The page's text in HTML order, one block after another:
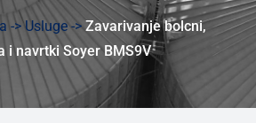
->Usluge -> Zavarivanje bolcni,
i navrtki Soyer BMS9V